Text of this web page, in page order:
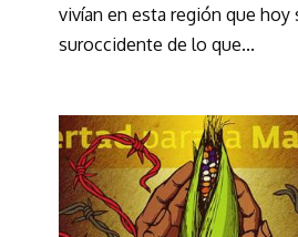
vivían en esta región que hoy
suroccidente de lo que...